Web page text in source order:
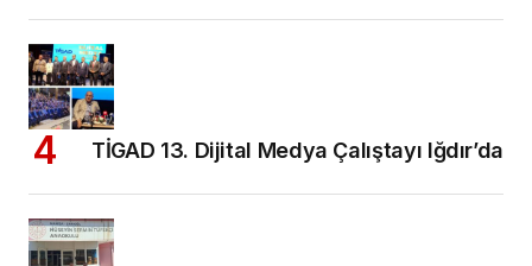
TİGAD 13. Dijital Medya Çalıştayı Iğdır’da